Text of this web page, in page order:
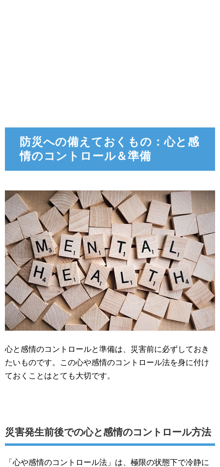
防災への備えておくもの：心と感
情のコントロール＆準備
心と感情のコントロールと準備は、災害前に必ずしておき
たいものです。この心や感情のコントロール法を身に付け
ておくことはとても大切です。
災害発生前後での心と感情のコントロール方法
「心や感情のコントロール法」は、極限の状態下で冷静に